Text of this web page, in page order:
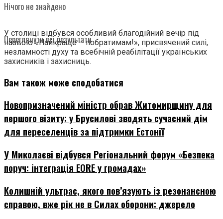
Нічого не знайдено
Переглянути всі результати
У столиці відбувся особливий благодійний вечір під
назвою «Найкраще – побратимам!», присвячений силі,
незламності духу та всебічній реабілітації українських
захисників і захисниць.
Вам також може сподобатися
Новопризначений міністр обрав Житомирщину для
першого візиту: у Брусилові зводять сучасний дім
для переселенців за підтримки Естонії
У Миколаєві відбувся Регіональний форум «Безпека
поруч: інтеграція EORE у громадах»
Колишній ультрас, якого пов’язують із резонансною
справою, вже рік не в Силах оборони: джерело